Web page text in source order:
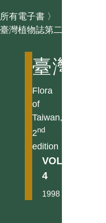
所有電子書 〉
臺灣植物誌第二版
臺灣植
Flora
of
Taiwan,
2nd
edition
VOL.
4
1998